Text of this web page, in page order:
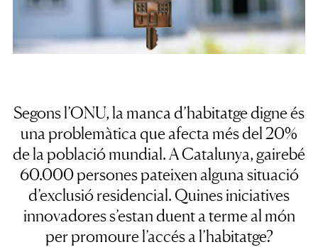
Segons l’ONU, la manca d’habitatge digne és
una problemàtica que afecta més del 20%
de la població mundial. A Catalunya, gairebé
60.000 persones pateixen alguna situació
d’exclusió residencial. Quines iniciatives
innovadores s’estan duent a terme al món
per promoure l’accés a l’habitatge?